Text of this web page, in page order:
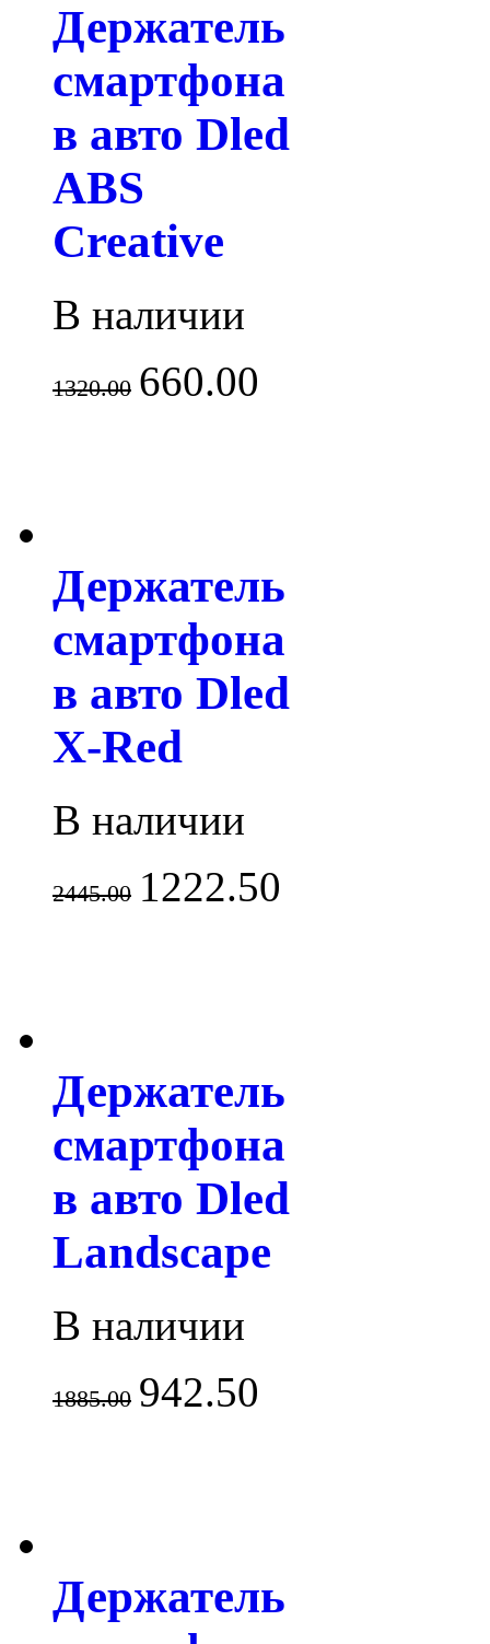
Держатель
смартфона
в авто Dled
ABS
Creative
В наличии
1320.00 660.00
Держатель
смартфона
в авто Dled
X-Red
В наличии
2445.00 1222.50
Держатель
смартфона
в авто Dled
Landscape
В наличии
1885.00 942.50
Держатель